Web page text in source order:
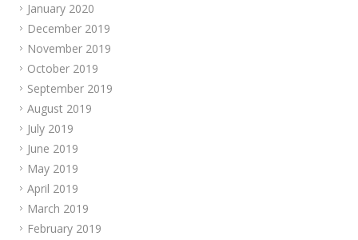
January 2020
December 2019
November 2019
October 2019
September 2019
August 2019
July 2019
June 2019
May 2019
April 2019
March 2019
February 2019